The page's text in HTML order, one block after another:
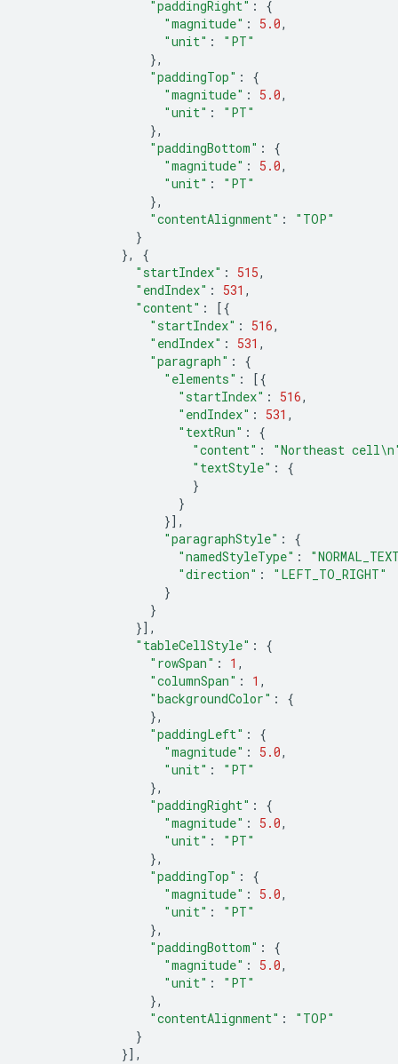
"paddingRight" :
{
"magnitude" : 5.0,
"unit" :
"PT"
},
"paddingTop" :
{
"magnitude" : 5.0,
"unit" :
"PT"
},
"paddingBottom" :
{
"magnitude" : 5.0,
"unit" :
"PT"
},
"contentAlignment" :
"TOP"
}
},
{
"startIndex" : 515,
"endIndex" : 531 ,
"content" :
[{
"startIndex" : 516,
"endIndex" : 531 ,
"paragraph" :
{
"elements" :
[{
"startIndex" : 516,
"endIndex" : 531 ,
"textRun" :
{
"content" : "Northeast cell\n
"textStyle" :
{
}
}
}],
"paragraphStyle" :
{
"namedStyleType" :
"direction" :
"LEFT_TO_RIGHT"
}
}
}],
"tableCellStyle" :
{
"rowSpan" : 1 ,
"columnSpan" : 1 ,
"backgroundColor" :
{
},
"paddingLeft" :
{
"magnitude" : 5.0,
"unit" :
"PT"
},
"paddingRight" :
{
"magnitude" : 5.0,
"unit" :
"PT"
},
"paddingTop" :
{
"magnitude" : 5.0,
"unit" :
"PT"
},
"paddingBottom" :
{
"magnitude" : 5.0,
"unit" :
"PT"
},
"contentAlignment" :
"TOP"
}
}],